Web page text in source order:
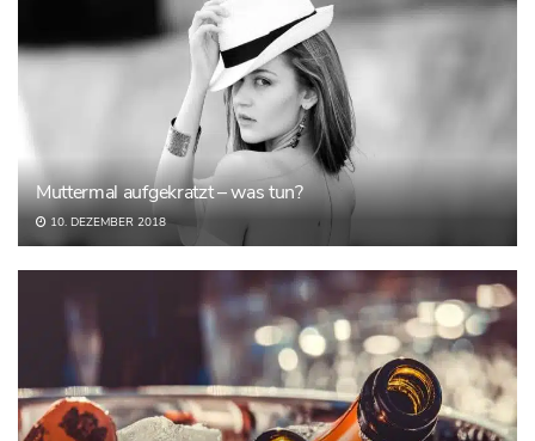
Muttermal aufgekratzt – was tun?
10. DEZEMBER 2018